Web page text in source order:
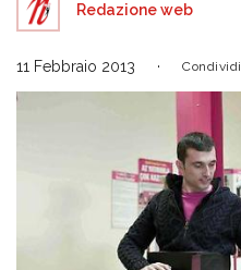
Redazione web
11 Febbraio 2013 Condividi